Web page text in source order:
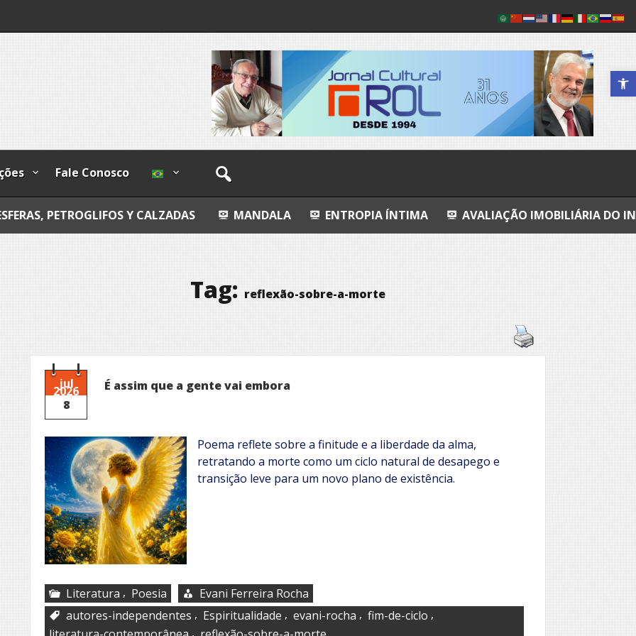
Abrir a
Fale Conosco
Y CALZADAS MANDALA ENTROPIA ÍNTIMA AVALIAÇÃO IMOBILIÁRIA DO INDIZÍVEL
Tag: reflexão-sobre-a-morte
jul
2026
8
É assim que a gente vai embora
Poema reflete sobre a finitude e a liberdade da alma,
retratando a morte como um ciclo natural de desapego e
transição leve para um novo plano de existência.
Literatura , Poesia
Evani Ferreira Rocha
autores-independentes , Espiritualidade , evani-rocha , fim-de-ciclo ,
,